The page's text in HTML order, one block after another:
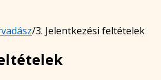
/3. Jelentkezési feltételek